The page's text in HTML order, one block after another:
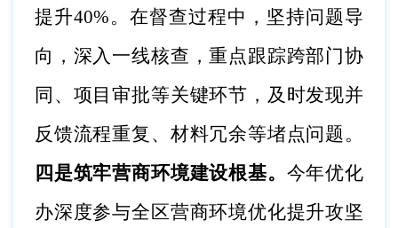
提升40%。在督查过程中，坚持问题导
向，深入一线核查，重点跟踪跨部门协
同、项目审批等关键环节，及时发现并
反馈流程重复、材料冗余等堵点问题。
四是筑牢营商环境建设根基。 今年优化
办深度参与全区营商环境优化提升攻坚